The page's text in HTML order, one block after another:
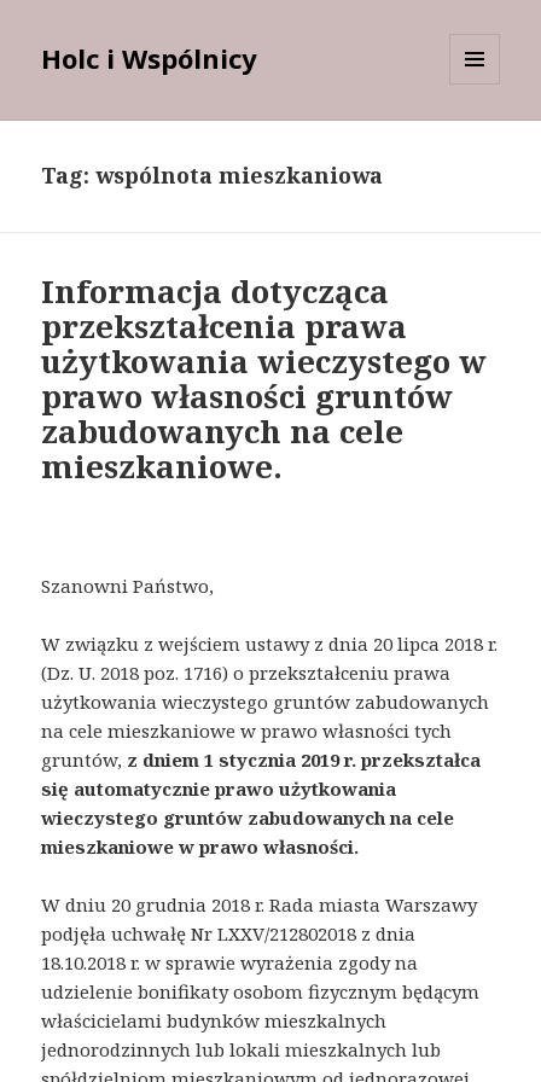
Holc i Wspólnicy
Tag:wspólnota mieszkaniowa
Informacja dotycząca
przekształcenia prawa
użytkowania wieczystego w
prawo własności gruntów
zabudowanych na cele
mieszkaniowe.
Szanowni Państwo,
W związku z wejściem ustawy z dnia 20 lipca 2018 r.
(Dz. U. 2018 poz. 1716) o przekształceniu prawa
użytkowania wieczystego gruntów zabudowanych
na cele mieszkaniowe w prawo własności tych
gruntów, z dniem 1 stycznia 2019 r. przekształca
się automatycznie prawo użytkowania
wieczystego gruntów zabudowanych na cele
mieszkaniowe w prawo własności.
W dniu 20 grudnia 2018 r. Rada miasta Warszawy
podjęła uchwałę Nr LXXV/212802018 z dnia
18.10.2018 r. w sprawie wyrażenia zgody na
udzielenie bonifikaty osobom fizycznym będącym
właścicielami budynków mieszkalnych
jednorodzinnych lub lokali mieszkalnych lub